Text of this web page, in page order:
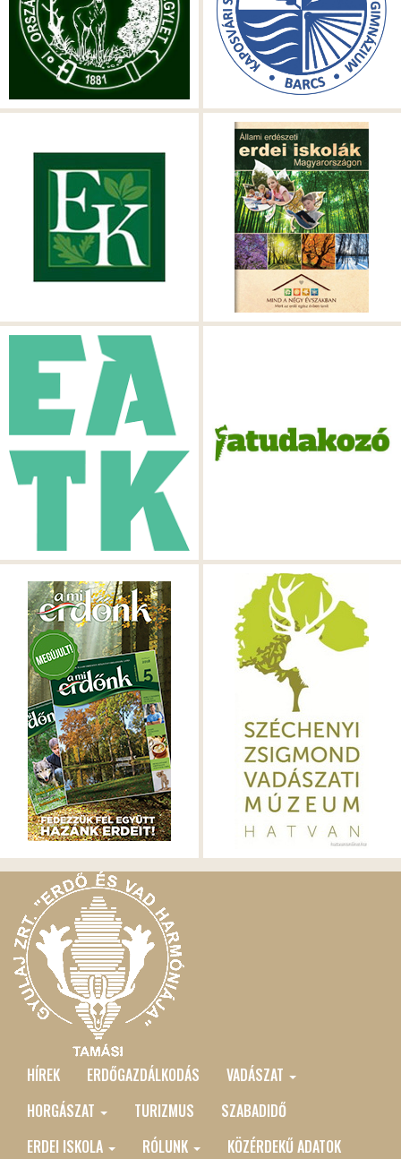
MAIN
MENU
HÍREK ERDŐGAZDÁLKODÁS
VADÁSZAT
HORGÁSZAT
TURIZMUS
SZABADIDŐ
ERDEI ISKOLA
RÓLUNK KÖZÉRDEKŰ ADATOK